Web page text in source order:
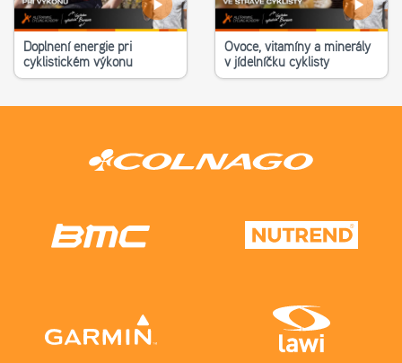
Doplnění energie při
cyklistickém výkonu
Ovoce, vitamíny a minerály
v jídelníčku cyklisty